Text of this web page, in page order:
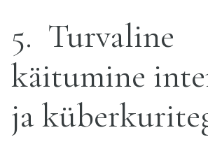
5
Turvaline
käitumine
ja